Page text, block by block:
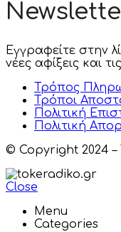
Εγγραφείτε στην
νέες αφίξεις και
Τρόπος
Τρόποι
Πολιτική
Πολιτική
© Copyright 2024 –
Close
Menu
Categories